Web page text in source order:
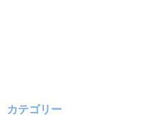
カテゴリー